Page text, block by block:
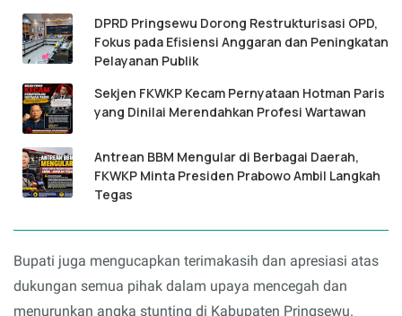
DPRD Pringsewu Dorong Restrukturisasi OPD,
Fokus pada Efisiensi Anggaran dan Peningkatan
Pelayanan Publik
Sekjen FKWKP Kecam Pernyataan Hotman Paris
yang Dinilai Merendahkan Profesi Wartawan
Antrean BBM Mengular di Berbagai Daerah,
FKWKP Minta Presiden Prabowo Ambil Langkah
Tegas
Bupati juga mengucapkan terimakasih dan apresiasi atas
dukungan semua pihak dalam upaya mencegah dan
menurunkan angka stunting di Kabupaten Pringsewu.